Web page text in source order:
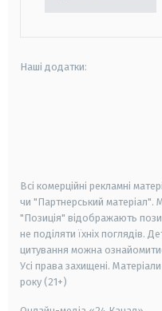
Наші додатки:
Всі комерційні рекламні
чи "Партнерський матеріал".
"Позиція" відображають
не поділяти їхніх поглядів.
цитування можна
Усі права захищені.
року (21+)